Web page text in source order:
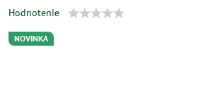
NOVINKA
Hodnotenie